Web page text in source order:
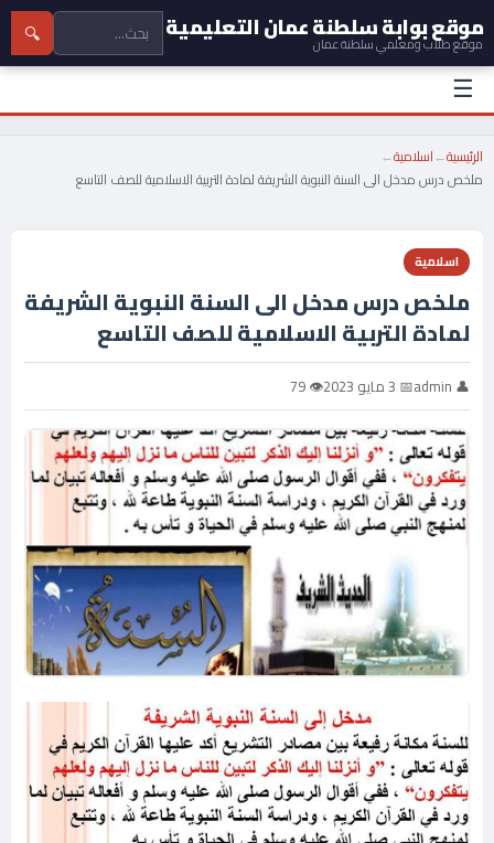
موقع بوابة سلطنة عمان التعليمية
موقع طلاب ومعلمي سلطنة عمان 🔍
☰
الرئيسية←اسلامية←
ملخص درس مدخل الى السنة النبوية الشريفة لمادة التربية الاسلامية للصف التاسع
اسلامية
ملخص درس مدخل الى السنة النبوية الشريفة
لمادة التربية الاسلامية للصف التاسع
👤 admin 📅 3 مايو 2023 👁 79